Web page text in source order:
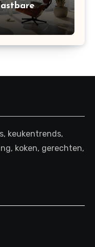
keukentrends,
koken, gerechten,